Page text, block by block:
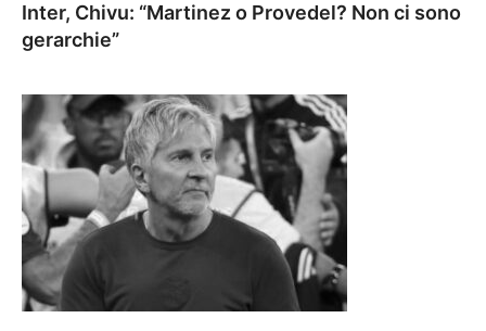
Inter, Chivu: “Martinez o Provedel? Non ci sono
gerarchie”